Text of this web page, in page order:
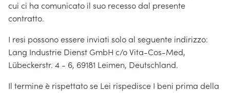
cui ci ha comunicato il suo recesso dal presente
contratto.
I resi possono essere inviati solo al seguente indirizzo:
Lang Industrie Dienst GmbH c/o Vita-Cos-Med,
Lübeckerstr. 4 - 6, 69181 Leimen, Deutschland.
Il termine è rispettato se Lei rispedisce I beni prima della